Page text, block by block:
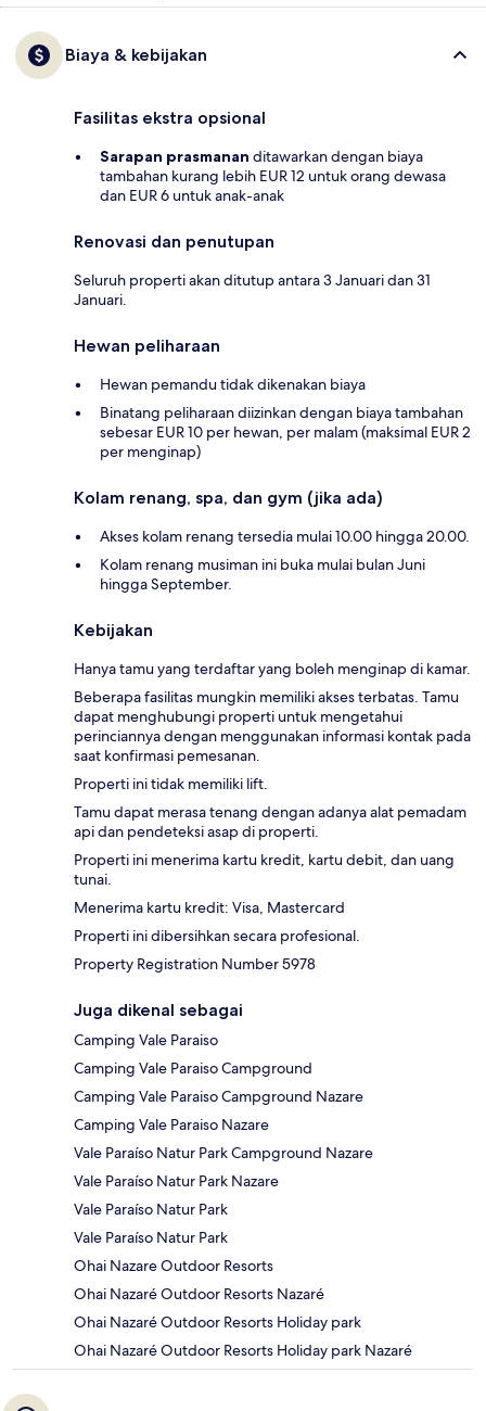
Biaya & kebijakan
Fasilitas ekstra opsional
Sarapan prasmanan ditawarkan dengan biaya
tambahan kurang lebih EUR 12 untuk orang dewasa
dan EUR 6 untuk anak-anak
Renovasi dan penutupan
Seluruh properti akan ditutup antara 3 Januari dan 31
Januari.
Hewan peliharaan
Hewan pemandu tidak dikenakan biaya
Binatang peliharaan diizinkan dengan biaya tambahan
sebesar EUR 10 per hewan, per malam (maksimal EUR 2
per menginap)
Kolam renang, spa, dan gym (jika ada)
Akses kolam renang tersedia mulai 10.00 hingga 20.00.
Kolam renang musiman ini buka mulai bulan Juni
hingga September.
Kebijakan
Hanya tamu yang terdaftar yang boleh menginap di kamar.
Beberapa fasilitas mungkin memiliki akses terbatas. Tamu
dapat menghubungi properti untuk mengetahui
perinciannya dengan menggunakan informasi kontak pada
saat konfirmasi pemesanan.
Properti ini tidak memiliki lift.
Tamu dapat merasa tenang dengan adanya alat pemadam
api dan pendeteksi asap di properti.
Properti ini menerima kartu kredit, kartu debit, dan uang
tunai.
Menerima kartu kredit: Visa, Mastercard
Properti ini dibersihkan secara profesional.
Property Registration Number 5978
Juga dikenal sebagai
Camping Vale Paraiso
Camping Vale Paraiso Campground
Camping Vale Paraiso Campground Nazare
Camping Vale Paraiso Nazare
Vale Paraíso Natur Park Campground Nazare
Vale Paraíso Natur Park Nazare
Vale Paraíso Natur Park
Vale Paraíso Natur Park
Ohai Nazare Outdoor Resorts
Ohai Nazaré Outdoor Resorts Nazaré
Ohai Nazaré Outdoor Resorts Holiday park
Ohai Nazaré Outdoor Resorts Holiday park Nazaré